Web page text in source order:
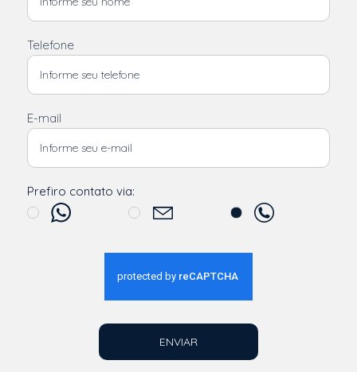
Telefone
E-mail
Prefiro contato via:
ENVIAR